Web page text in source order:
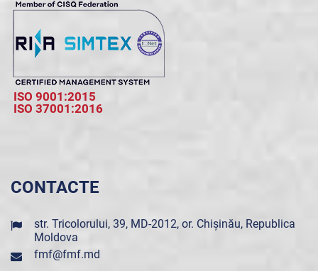
ISO 9001:2015
ISO 37001:2016
CONTACTE
str. Tricolorului, 39, MD-2012, or. Chișinău, Republica
Moldova
fmf@fmf.md